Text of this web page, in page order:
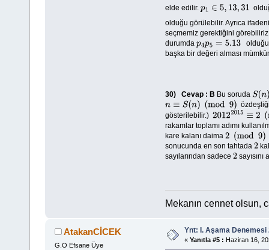
elde edilir. p1 ∈5 ,13,31
olduğu görülebilir. Ayrıca
seçmemiz gerektiğini
durumda p4p5 =5.13
başka bir değeri alması
30) Cevap : B Bu soruda S(n)
n≡ S( n)(mod 9)
gösterilebilir.) 20122015 ≡2 (
rakamlar toplamı adımı
kare kalanı daima 2( mod9)
sonucunda en son tahtada 2
sayılarından sadece 2 sayısını
Mekanın cennet olsun,
AtakanCİCEK
G.O Efsane Üye
Ynt: I. Aşama Denemesi
« Yanıtla #5 : Haziran 16,